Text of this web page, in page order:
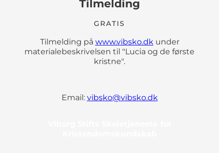
Tilmelding
GRATIS
Tilmelding på www.vibsko.dkunder
materialebeskrivelsen til "Lucia og de første
kristne".
Email: vibsko@vibsko.dk